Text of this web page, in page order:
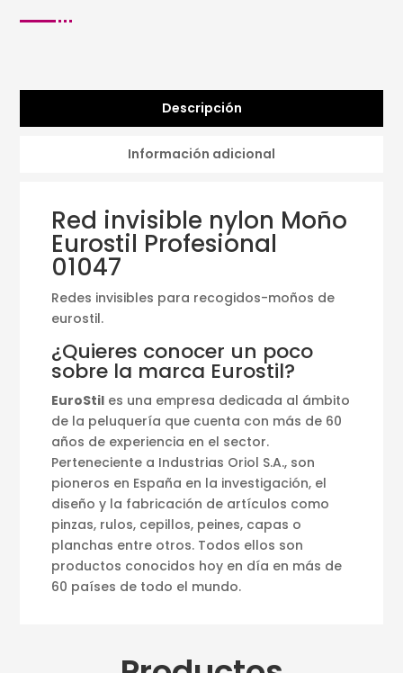
Descripción
Información adicional
Red invisible nylon Moño
Eurostil Profesional
01047
Redes invisibles para recogidos-moños de
eurostil.
¿Quieres conocer un poco
sobre la marca Eurostil?
EuroStil es una empresa dedicada al ámbito
de la peluquería que cuenta con más de 60
años de experiencia en el sector.
Perteneciente a Industrias Oriol S.A., son
pioneros en España en la investigación, el
diseño y la fabricación de artículos como
pinzas, rulos, cepillos, peines, capas o
planchas entre otros. Todos ellos son
productos conocidos hoy en día en más de
60 países de todo el mundo.